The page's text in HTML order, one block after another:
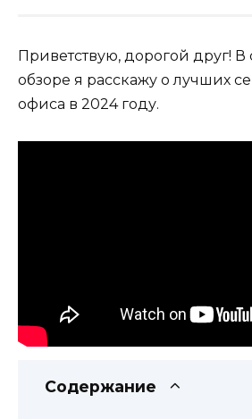
Приветствую, дорогой друг!
обзоре я расскажу о лучших
офиса в 2024 году.
Содержание